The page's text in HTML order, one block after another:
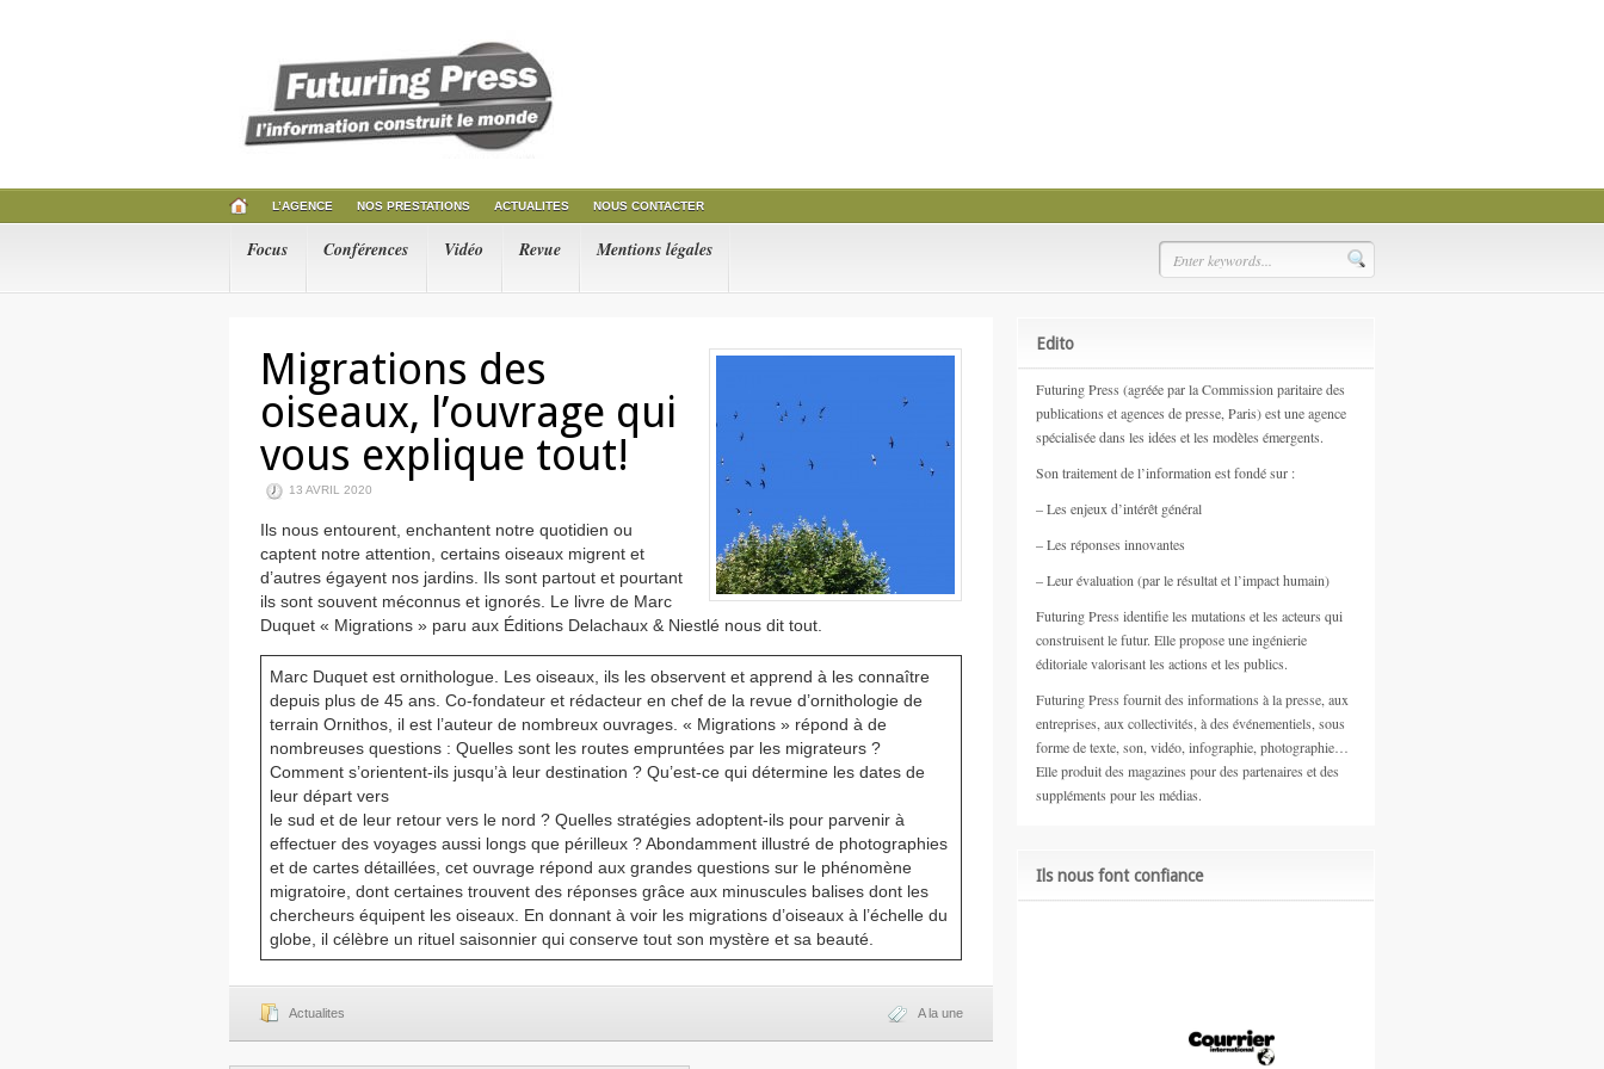
L’AGENCE NOS PRESTATIONS ACTUALITES NOUS CONTACTER
Focus Conférences Vidéo Revue Mentions légales
Migrations des
oiseaux, l’ouvrage qui
vous explique tout!
13 AVRIL 2020
Ils nous entourent, enchantent notre quotidien ou
captent notre attention, certains oiseaux migrent et
d’autres égayent nos jardins. Ils sont partout et pourtant
ils sont souvent méconnus et ignorés. Le livre de Marc
Duquet « Migrations » paru aux Éditions Delachaux & Niestlé nous dit tout.
Marc Duquet est ornithologue. Les oiseaux, ils les observent et apprend à les connaître
depuis plus de 45 ans. Co-fondateur et rédacteur en chef de la revue d’ornithologie de
terrain Ornithos, il est l’auteur de nombreux ouvrages. « Migrations » répond à de
nombreuses questions : Quelles sont les routes empruntées par les migrateurs ?
Comment s’orientent-ils jusqu’à leur destination ? Qu’est-ce qui détermine les dates de
leur départ vers
le sud et de leur retour vers le nord ? Quelles stratégies adoptent-ils pour parvenir à
effectuer des voyages aussi longs que périlleux ? Abondamment illustré de photographies
et de cartes détaillées, cet ouvrage répond aux grandes questions sur le phénomène
migratoire, dont certaines trouvent des réponses grâce aux minuscules balises dont les
chercheurs équipent les oiseaux. En donnant à voir les migrations d’oiseaux à l’échelle du
globe, il célèbre un rituel saisonnier qui conserve tout son mystère et sa beauté.
Actualites A la une
Edito
Futuring Press (agréée par la Commission paritaire des
publications et agences de presse, Paris) est une agence
spécialisée dans les idées et les modèles émergents.
Son traitement de l’information est fondé sur :
– Les enjeux d’intérêt général
– Les réponses innovantes
– Leur évaluation (par le résultat et l’impact humain)
Futuring Press identifie les mutations et les acteurs qui
construisent le futur. Elle propose une ingénierie
éditoriale valorisant les actions et les publics.
Futuring Press fournit des informations à la presse, aux
entreprises, aux collectivités, à des événementiels, sous
forme de texte, son, vidéo, infographie, photographie…
Elle produit des magazines pour des partenaires et des
suppléments pour les médias.
Ils nous font confiance